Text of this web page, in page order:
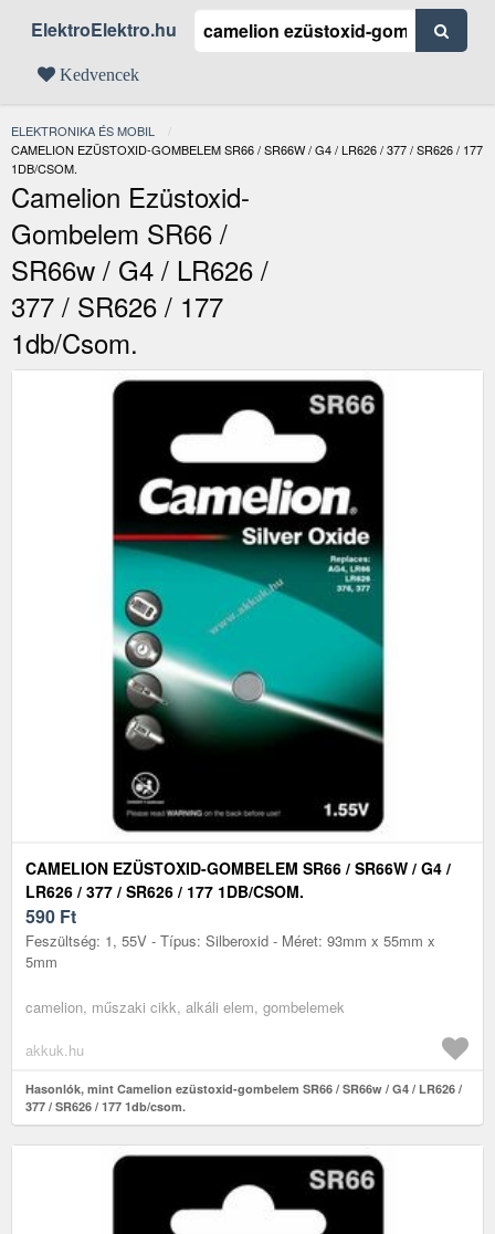
ElektroElektro.hu
Kedvencek
ELEKTRONIKA ÉS MOBIL
JELENLEGI:
CAMELION EZÜSTOXID-GOMBELEM SR66 / SR66W / G4 / LR626 / 377 / SR626 / 177
1DB/CSOM.
Camelion Ezüstoxid-
Gombelem SR66 /
SR66w / G4 / LR626 /
377 / SR626 / 177
1db/csom.
CAMELION EZÜSTOXID-GOMBELEM SR66 / SR66W / G4 /
LR626 / 377 / SR626 / 177 1DB/CSOM.
590 Ft
Feszültség: 1, 55V - Típus: Silberoxid - Méret: 93mm x 55mm x
5mm
camelion, műszaki cikk, alkáli elem, gombelemek
akkuk.hu
Hasonlók, mint Camelion ezüstoxid-gombelem SR66 / SR66w / G4 / LR626 /
377 / SR626 / 177 1db/csom.